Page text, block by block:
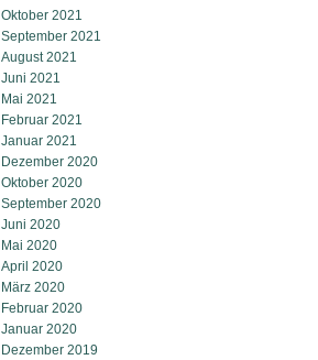
Oktober 2021
September 2021
August 2021
Juni 2021
Mai 2021
Februar 2021
Januar 2021
Dezember 2020
Oktober 2020
September 2020
Juni 2020
Mai 2020
April 2020
März 2020
Februar 2020
Januar 2020
Dezember 2019